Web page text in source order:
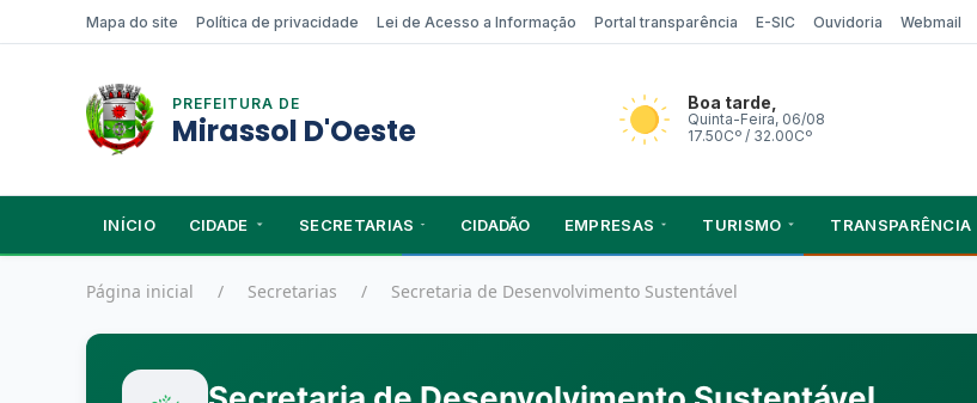
Mapa do site Política de privacidade Lei de Acesso a Informação Portal transparência E-SIC Ouvidoria Webmail
PREFEITURA DE
Mirassol D'Oeste
Boa tarde,
Quinta-Feira, 06/08
17.50Cº / 32.00Cº
INÍCIO CIDADE SECRETARIAS CIDADÃO EMPRESAS TURISMO TRANSPARÊNCIA
Página inicial Secretarias Secretaria de Desenvolvimento Sustentável